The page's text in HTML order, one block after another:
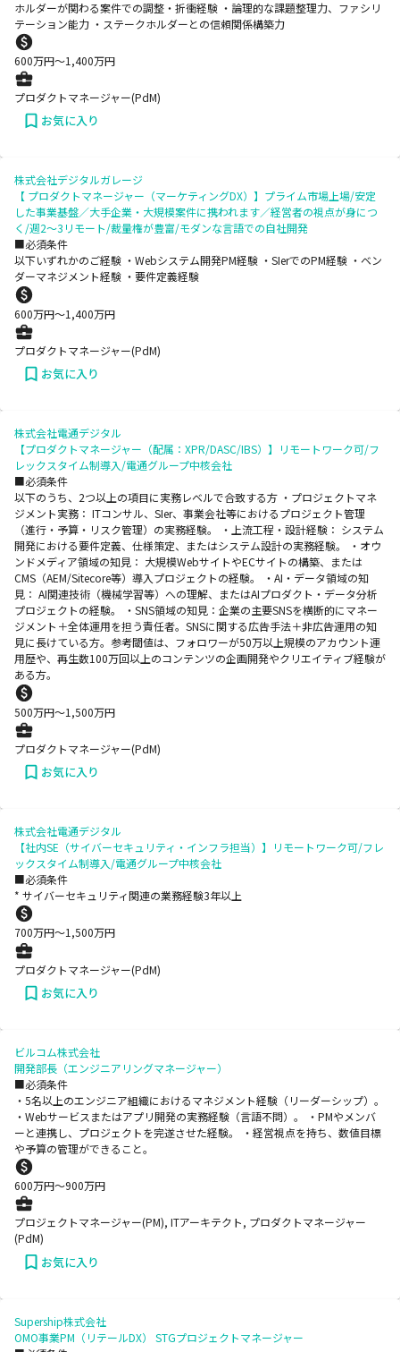
ホルダーが関わる案件での調整・折衝経験 ・論理的な課題整理力、ファシリ
テーション能力 ・ステークホルダーとの信頼関係構築力
600万円〜1,400万円
プロダクトマネージャー(PdM)
お気に入り
株式会社デジタルガレージ
【 プロダクトマネージャー（マーケティングDX）】プライム市場上場/安定
した事業基盤／大手企業・大規模案件に携われます／経営者の視点が身につ
く/週2～3リモート/裁量権が豊富/モダンな言語での自社開発
■必須条件
以下いずれかのご経験 ・Webシステム開発PM経験 ・SIerでのPM経験 ・ベン
ダーマネジメント経験 ・要件定義経験
600万円〜1,400万円
プロダクトマネージャー(PdM)
お気に入り
株式会社電通デジタル
【プロダクトマネージャー（配属：XPR/DASC/IBS）】リモートワーク可/フ
レックスタイム制導入/電通グループ中核会社
■必須条件
以下のうち、2つ以上の項目に実務レベルで合致する方 ・プロジェクトマネ
ジメント実務： ITコンサル、SIer、事業会社等におけるプロジェクト管理
（進行・予算・リスク管理）の実務経験。 ・上流工程・設計経験： システム
開発における要件定義、仕様策定、またはシステム設計の実務経験。 ・オウ
ンドメディア領域の知見： 大規模WebサイトやECサイトの構築、または
CMS（AEM/Sitecore等）導入プロジェクトの経験。 ・AI・データ領域の知
見： AI関連技術（機械学習等）への理解、またはAIプロダクト・データ分析
プロジェクトの経験。 ・SNS領域の知見：企業の主要SNSを横断的にマネー
ジメント＋全体運用を担う責任者。SNSに関する広告手法＋非広告運用の知
見に長けている方。参考閾値は、フォロワーが50万以上規模のアカウント運
用歴や、再生数100万回以上のコンテンツの企画開発やクリエイティブ経験が
ある方。
500万円〜1,500万円
プロダクトマネージャー(PdM)
お気に入り
株式会社電通デジタル
【社内SE（サイバーセキュリティ・インフラ担当）】リモートワーク可/フレ
ックスタイム制導入/電通グループ中核会社
■必須条件
* サイバーセキュリティ関連の業務経験3年以上
700万円〜1,500万円
プロダクトマネージャー(PdM)
お気に入り
ビルコム株式会社
開発部長（エンジニアリングマネージャー）
■必須条件
・5名以上のエンジニア組織におけるマネジメント経験（リーダーシップ）。
・Webサービスまたはアプリ開発の実務経験（言語不問）。 ・PMやメンバ
ーと連携し、プロジェクトを完遂させた経験。 ・経営視点を持ち、数値目標
や予算の管理ができること。
600万円〜900万円
プロジェクトマネージャー(PM), ITアーキテクト, プロダクトマネージャー
(PdM)
お気に入り
Supership株式会社
OMO事業PM（リテールDX） STGプロジェクトマネージャー